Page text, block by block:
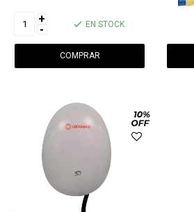
+
- EN STOCK